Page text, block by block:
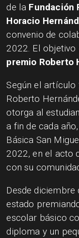
de la Fundación
Horacio
convenio de
2022. El objetivo
premio Roberto
Según el artículo
Roberto
otorga al
a fin de cada
Básica San
2022, en el acto
con su
Desde diciembre
estado
escolar básico
diploma y un